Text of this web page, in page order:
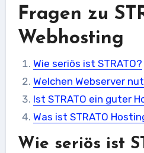
Fragen zu
Webhosting
Wie seriös ist STRATO?
Welchen Webserver
Ist STRATO ein guter
Was ist STRATO
Wie seriös ist